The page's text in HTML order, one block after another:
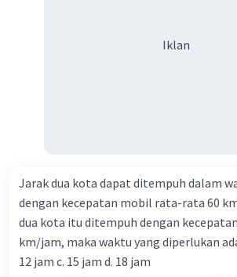
Iklan
Jarak dua kota dapat ditempuh dalam
dengan kecepatan mobil rata-rata 60
dua kota itu ditempuh dengan
km/jam, maka waktu yang diperlukan adalah .... a.
12 jam c. 15 jam d. 18 jam